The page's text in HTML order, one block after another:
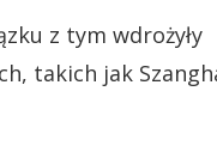
z tym wdrożyły
takich jak